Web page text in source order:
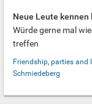
Neue Leute kennen
Würde gerne mal
treffen
Friendship, parties and
Schmiedeberg